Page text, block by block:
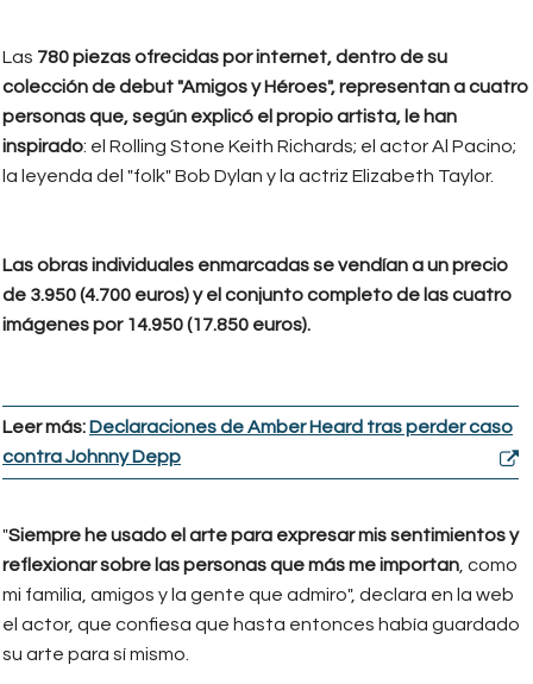
Las 780 piezas ofrecidas por internet, dentro de su
colección de debut "Amigos y Héroes", representan a cuatro
personas que, según explicó el propio artista, le han
inspirado: el Rolling Stone Keith Richards; el actor Al Pacino;
la leyenda del "folk" Bob Dylan y la actriz Elizabeth Taylor.
Las obras individuales enmarcadas se vendían a un precio
de 3.950 (4.700 euros) y el conjunto completo de las cuatro
imágenes por 14.950 (17.850 euros).
Leer más: Declaraciones de Amber Heard tras perder caso
contra Johnny Depp
"Siempre he usado el arte para expresar mis sentimientos y
reflexionar sobre las personas que más me importan , como
mi familia, amigos y la gente que admiro", declara en la web
el actor, que confiesa que hasta entonces había guardado
su arte para sí mismo.